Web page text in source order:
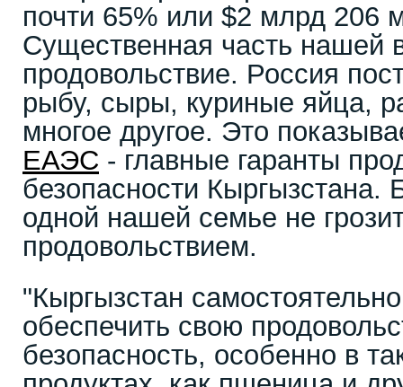
почти 65% или $2 млрд 206
Существенная часть нашей
продовольствие. Россия
рыбу, сыры, куриные яйца,
многое другое. Это
ЕАЭС - главные гаранты
безопасности Кыргызстана.
одной нашей семье не
продовольствием.
"Кыргызстан
обеспечить свою
безопасность, особенно в